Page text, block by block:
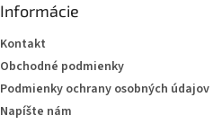
Informácie
Kontakt
Obchodné podmienky
Podmienky ochrany osobných údajov
Napíšte nám